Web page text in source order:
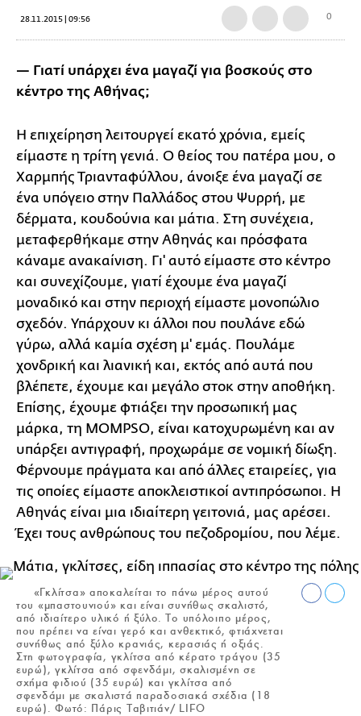
28.11.2015 | 09:56 0
— Γιατί υπάρχει ένα μαγαζί για βοσκούς στο
κέντρο της Αθήνας;
Η επιχείρηση λειτουργεί εκατό χρόνια, εμείς
είμαστε η τρίτη γενιά. Ο θείος του πατέρα μου, ο
Χαρμπής Τριανταφύλλου, άνοιξε ένα μαγαζί σε
ένα υπόγειο στην Παλλάδος στου Ψυρρή, με
δέρματα, κουδούνια και μάτια. Στη συνέχεια,
μεταφερθήκαμε στην Αθηνάς και πρόσφατα
κάναμε ανακαίνιση. Γι' αυτό είμαστε στο κέντρο
και συνεχίζουμε, γιατί έχουμε ένα μαγαζί
μοναδικό και στην περιοχή είμαστε μονοπώλιο
σχεδόν. Υπάρχουν κι άλλοι που πουλάνε εδώ
γύρω, αλλά καμία σχέση μ' εμάς. Πουλάμε
χονδρική και λιανική και, εκτός από αυτά που
βλέπετε, έχουμε και μεγάλο στοκ στην αποθήκη.
Επίσης, έχουμε φτιάξει την προσωπική μας
μάρκα, τη MOMPSO, είναι κατοχυρωμένη και αν
υπάρξει αντιγραφή, προχωράμε σε νομική δίωξη.
Φέρνουμε πράγματα και από άλλες εταιρείες, για
τις οποίες είμαστε αποκλειστικοί αντιπρόσωποι. Η
Αθηνάς είναι μια ιδιαίτερη γειτονιά, μας αρέσει.
Έχει τους ανθρώπους του πεζοδρομίου, που λέμε.
«Γκλίτσα» αποκαλείται το πάνω μέρος αυτού
του «μπαστουνιού» και είναι συνήθως σκαλιστό,
από ιδιαίτερο υλικό ή ξύλο. Το υπόλοιπο μέρος,
που πρέπει να είναι γερό και ανθεκτικό, φτιάχνεται
συνήθως από ξύλο κρανιάς, κερασιάς ή οξιάς.
Στη φωτογραφία, γκλίτσα από κέρατο τράγου (35
ευρώ), γκλίτσα από σφενδάμι, σκαλισμένη σε
σχήμα φιδιού (35 ευρώ) και γκλίτσα από
σφενδάμι με σκαλιστά παραδοσιακά σχέδια (18
ευρώ). Φωτό: Πάρις Tαβιτιάν/ LIFO